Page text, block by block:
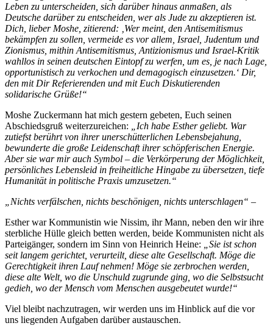
Leben zu unterscheiden, sich darüber hinaus anmaßen, als
Deutsche darüber zu entscheiden, wer als Jude zu akzeptieren ist.
Dich, lieber Moshe, zitierend: ‚Wer meint, den Antisemitismus
bekämpfen zu sollen, vermeide es vor allem, Israel, Judentum und
Zionismus, mithin Antisemitismus, Antizionismus und Israel-Kritik
wahllos in seinen deutschen Eintopf zu werfen, um es, je nach Lage,
opportunistisch zu verkochen und demagogisch einzusetzen.‘ Dir,
den mit Dir Referierenden und mit Euch Diskutierenden
solidarische Grüße!“
Moshe Zuckermann hat mich gestern gebeten, Euch seinen
Abschiedsgruß weiterzureichen:
„Ich habe Esther geliebt. War
zutiefst berührt von ihrer unerschütterlichen Lebensbejahung,
bewunderte die große Leidenschaft ihrer schöpferischen Energie.
Aber sie war mir auch Symbol – die Verkörperung der Möglichkeit,
persönliches Lebensleid in freiheitliche Hingabe zu übersetzen, tiefe
Humanität in politische Praxis umzusetzen.“
„Nichts verfälschen, nichts beschönigen, nichts unterschlagen“ –
Esther war Kommunistin wie Nissim, ihr Mann, neben den wir ihre
sterbliche Hülle gleich betten werden, beide Kommunisten nicht als
Parteigänger, sondern im Sinn von Heinrich Heine:
„Sie ist schon
seit langem gerichtet, verurteilt, diese alte Gesellschaft. Möge die
Gerechtigkeit ihren Lauf nehmen! Möge sie zerbrochen werden,
diese alte Welt, wo die Unschuld zugrunde ging, wo die Selbstsucht
gedieh, wo der Mensch vom Menschen ausgebeutet wurde!“
Viel bleibt nachzutragen, wir werden uns im Hinblick auf die vor
uns liegenden Aufgaben darüber austauschen.